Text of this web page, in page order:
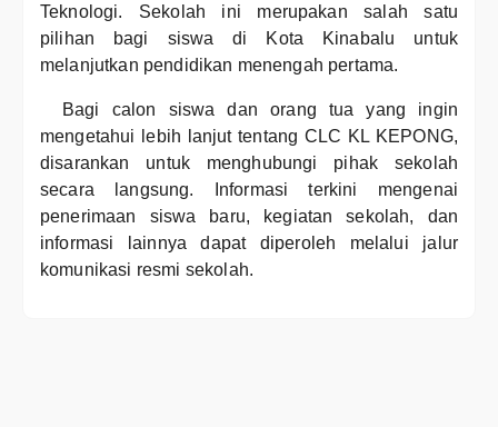
Teknologi. Sekolah ini merupakan salah satu
pilihan bagi siswa di Kota Kinabalu untuk
melanjutkan pendidikan menengah pertama.
Bagi calon siswa dan orang tua yang ingin
mengetahui lebih lanjut tentang CLC KL KEPONG,
disarankan untuk menghubungi pihak sekolah
secara langsung. Informasi terkini mengenai
penerimaan siswa baru, kegiatan sekolah, dan
informasi lainnya dapat diperoleh melalui jalur
komunikasi resmi sekolah.